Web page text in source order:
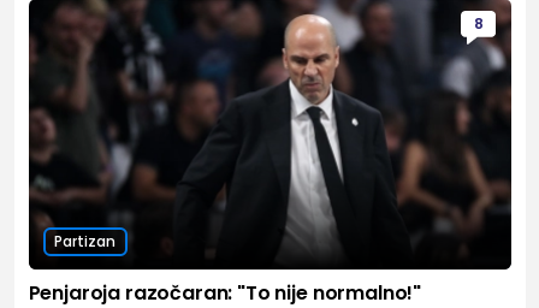
8
Partizan
Penjaroja razočaran: "To nije normalno!"